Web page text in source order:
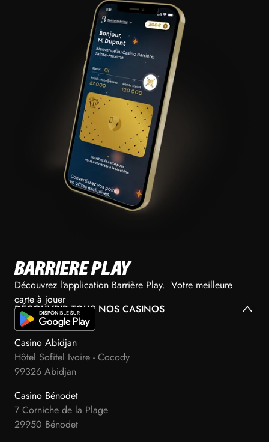
BARRIERE PLAY
Découvrez l’application Barrière Play. Votre meilleure
carte à jouer
DÉCOUVRIR TOUS NOS CASINOS
Casino Abidjan
Hôtel Sofitel Ivoire - Cocody
99326 Abidjan
Casino Bénodet
7 Corniche de la Plage
29950 Bénodet